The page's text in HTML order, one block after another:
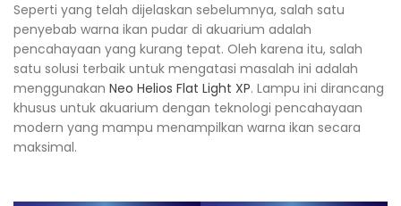
Seperti yang telah dijelaskan sebelumnya, salah satu
penyebab warna ikan pudar di akuarium adalah
pencahayaan yang kurang tepat. Oleh karena itu, salah
satu solusi terbaik untuk mengatasi masalah ini adalah
menggunakan Neo Helios Flat Light XP. Lampu ini dirancang
khusus untuk akuarium dengan teknologi pencahayaan
modern yang mampu menampilkan warna ikan secara
maksimal.